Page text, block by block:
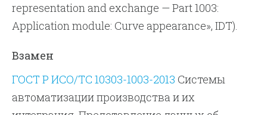
representation and exchange — Part 1003:
Application module: Curve appearance», IDT).
Взамен
ГОСТ Р ИСО/ТС 10303-1003-2013 Системы
автоматизации производства и их